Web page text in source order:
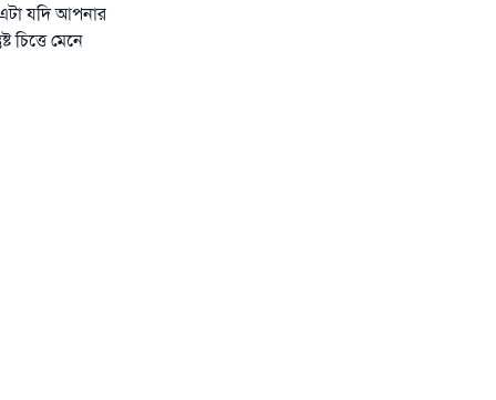
যদি আপনার
চিত্তে মেনে